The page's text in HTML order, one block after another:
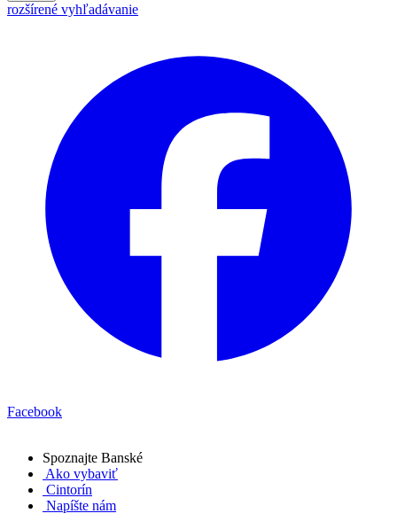
rozšírené vyhľadávanie
Facebook
Spoznajte Banské
Ako vybaviť
Cintorín
Napíšte nám